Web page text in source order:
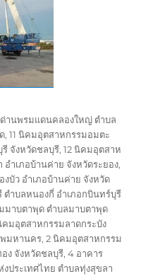
ด่านพรมแดนคลองใหญ่ ตำบล
,11 นิคมอุตสาหกรรมอมตะ
จังหวัดชลบุรี,12 นิคมอุตสาห
อำเภอบ้านค่าย จังหวัดระยอง,
บัว อำเภอบ้านค่าย จังหวัด
ตำบลหนองกี่ อำเภอกบินทร์บุรี
มาบตาพุด ตำบลมาบตาพุด
คมอุตสาหกรรมลาดกระบัง
พมหานคร,2 นิคมอุตสาหกรรม
ง จังหวัดชลบุรี,4 อาคาร
ประเทศไทย ตำบลทุ่งสุขลา